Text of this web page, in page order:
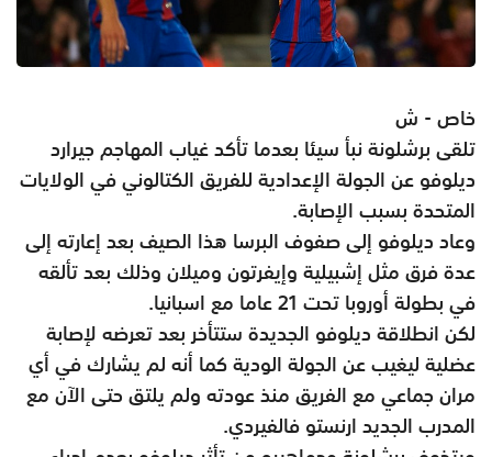
خاص - ش
تلقى برشلونة نبأ سيئا بعدما تأكد غياب المهاجم جيرارد
ديلوفو عن الجولة الإعدادية للفريق الكتالوني في الولايات
المتحدة بسبب الإصابة.
وعاد ديلوفو إلى صفوف البرسا هذا الصيف بعد إعارته إلى
عدة فرق مثل إشبيلية وإيفرتون وميلان وذلك بعد تألقه
في بطولة أوروبا تحت 21 عاما مع اسبانيا.
لكن انطلاقة ديلوفو الجديدة ستتأخر بعد تعرضه لإصابة
عضلية ليغيب عن الجولة الودية كما أنه لم يشارك في أي
مران جماعي مع الفريق منذ عودته ولم يلتق حتى الآن مع
المدرب الجديد ارنستو فالفيردي.